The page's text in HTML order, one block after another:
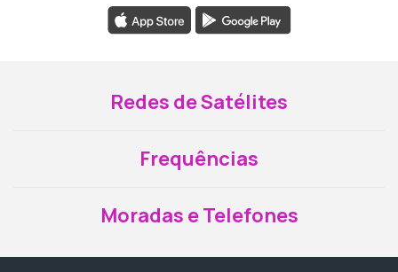
Redes de Satélites
Frequências
Moradas e Telefones